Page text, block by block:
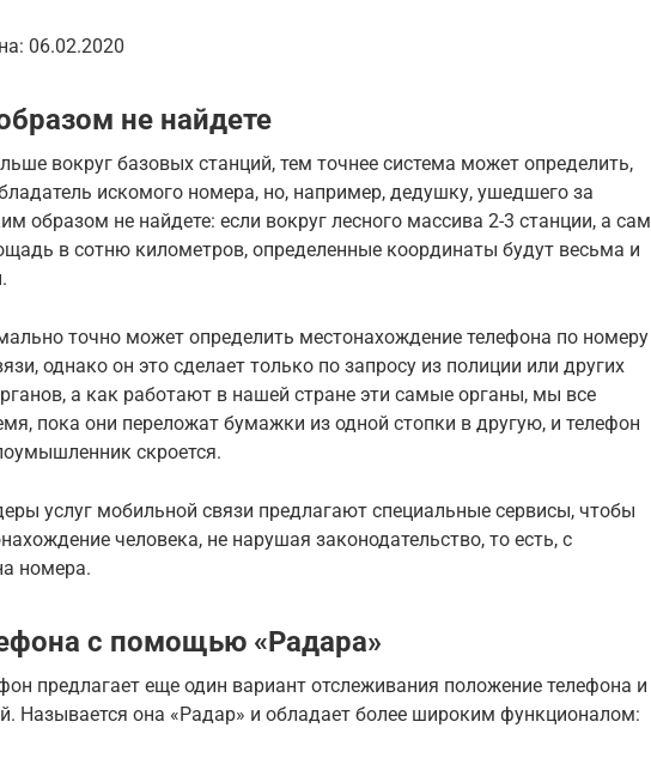
06.02.2020
не найдете
вокруг базовых станций, тем точнее система может определить,
искомого номера, но, например, дедушку, ушедшего за
образом не найдете: если вокруг лесного массива 2-3 станции, а сам
в сотню километров, определенные координаты будут весьма и
точно может определить местонахождение телефона по номеру
однако он это сделает только по запросу из полиции или других
а как работают в нашей стране эти самые органы, мы все
пока они переложат бумажки из одной стопки в другую, и телефон
скроется.
услуг мобильной связи предлагают специальные сервисы, чтобы
человека, не нарушая законодательство, то есть, с
номера.
с помощью «Радара»
предлагает еще один вариант отслеживания положение телефона и
Называется она «Радар» и обладает более широким функционалом: